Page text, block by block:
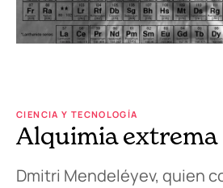
CIENCIA Y TECNOLOGÍA
Alquimia extrema
Dmitri Mendeléyev, quien